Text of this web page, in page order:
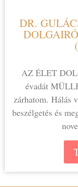
DR.
AZ ÉLET
évadát
zárhatom. Hálás
beszélgetés és